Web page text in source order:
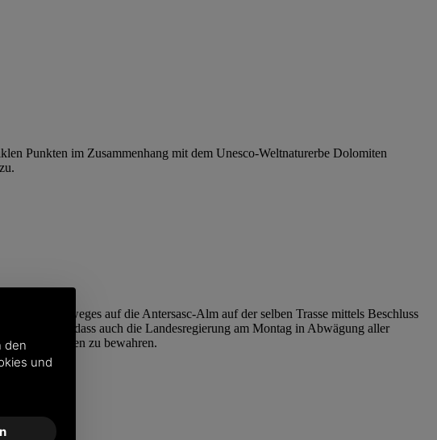
Punkten im Zusammenhang mit dem Unesco-Weltnaturerbe Dolomiten
auf die Antersasc-Alm auf der selben Trasse mittels Beschluss
davon aus, dass auch die Landesregierung am Montag in Abwägung aller
Dolomiten zu bewahren.
den
und